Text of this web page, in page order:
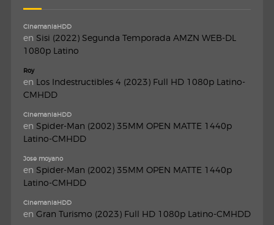
CinemaniaHDD
en Sisi (2022) Segunda Temporada AMZN WEB-DL
1080p Latino
Roy
en Los Indestructibles 4 (2023) Full HD 1080p Latino-
CMHDD
CinemaniaHDD
en Spider-Man (2002) 35MM OPEN MATTE 1440p
Latino-CMHDD
Jose moyano
en Spider-Man (2002) 35MM OPEN MATTE 1440p
Latino-CMHDD
CinemaniaHDD
en Gran Turismo (2023) Full HD 1080p Latino-CMHDD